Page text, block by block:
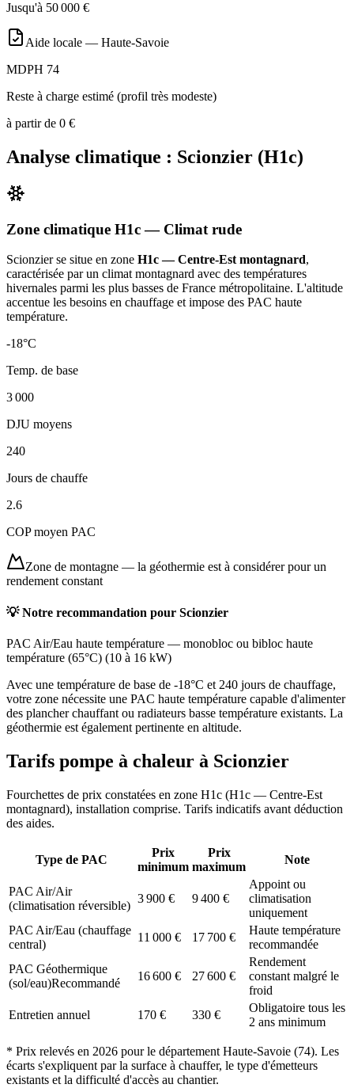
Jusqu'à 50 000 €
Aide locale — Haute-Savoie
MDPH 74
Reste à charge estimé (profil très modeste)
à partir de 0 €
Analyse climatique : Scionzier (H1c)
Zone climatique H1c— Climat rude
Scionzierse situe en zone H1c — Centre-Est montagnard,
caractérisée par un climat montagnard avec des températures
hivernales parmi les plus basses de France métropolitaine. L'altitude
accentue les besoins en chauffage et impose des PAC haute
température.
-18°C
Temp. de base
3 000
DJU moyens
240
Jours de chauffe
2.6
COP moyen PAC
Zone de montagne — la géothermie est à considérer pour un
rendement constant
💡 Notre recommandation pour Scionzier
PAC Air/Eau haute température — monobloc ou bibloc haute
température (65°C) (10 à 16 kW)
Avec une température de base de -18°C et 240 jours de chauffage,
votre zone nécessite une PAC haute température capable d'alimenter
des plancher chauffant ou radiateurs basse température existants. La
géothermie est également pertinente en altitude.
Tarifs pompe à chaleur à Scionzier
Fourchettes de prix constatées en zone H1c (H1c — Centre-Est
montagnard), installation comprise. Tarifs indicatifs avant déduction
des aides.
Type de PAC
Prix
minimum
Prix
maximum
Note
PAC Air/Air
(climatisation réversible)
3 900 € 9 400 €
Appoint ou
climatisation
uniquement
PAC Air/Eau (chauffage
central)
11 000 € 17 700 €
Haute température
recommandée
PAC Géothermique
(sol/eau)Recommandé
16 600 € 27 600 €
Rendement
constant malgré le
froid
Entretien annuel
170 € 330 €
Obligatoire tous les
2 ans minimum
* Prix relevés en 2026 pour le département Haute-Savoie (74). Les
écarts s'expliquent par la surface à chauffer, le type d'émetteurs
existants et la difficulté d'accès au chantier.